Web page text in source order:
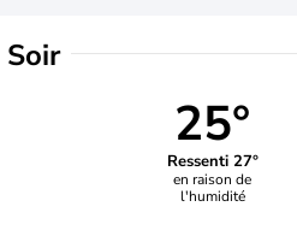
Soir
25°
Ressenti 27°
en raison de
l'humidité